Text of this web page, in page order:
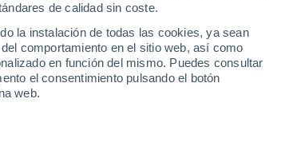
de calidad sin coste.
la instalación de todas las cookies, ya sean
comportamiento en el sitio web, así como
en función del mismo. Puedes consultar
el consentimiento pulsando el botón
web.
GEOP. 850 HPA |
GEOP. 500 HPA |
VIENTO 10M |